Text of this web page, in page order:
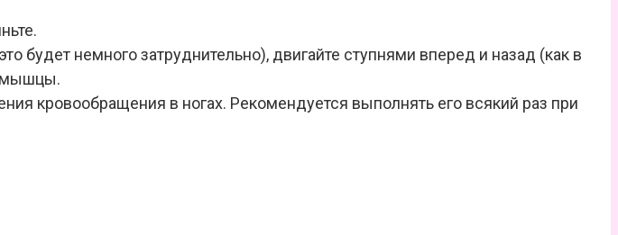
будет немного затруднительно), двигайте ступнями вперед и назад (как в
мышцы.
кровообращения в ногах. Рекомендуется выполнять его всякий раз при